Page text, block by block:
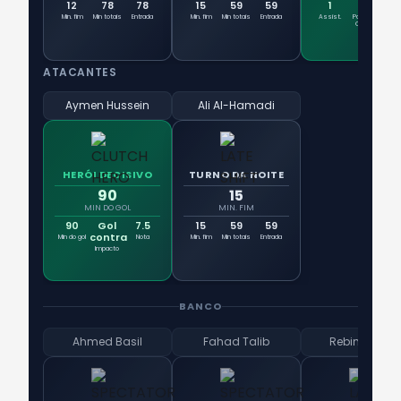
12
Min. fim
78
Min totais
78
Entrada
15
Min. fim
59
Min totais
59
Entrada
1
Assist.
Passes
Chave
ATACANTES
Aymen Hussein
HERÓI DECISIVO
90
MIN DO GOL
90
Min do gol
Gol
contra
Impacto
7.5
Nota
Ali Al-Hamadi
TURNO DA NOITE
15
MIN. FIM
15
Min. fim
59
Min totais
59
Entrada
BANCO
Ahmed Basil Fahad Talib Rebin Sulaka